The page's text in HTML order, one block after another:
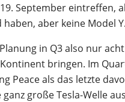
September eintreffen,
aber keine Model Y.
in Q3 also nur
bringen. Im
Peace als das letzte
große Tesla-Welle